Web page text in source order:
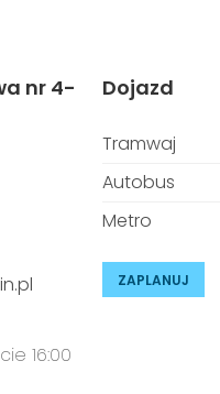
nr 4-
16:00
Dojazd
Tramwaj
Autobus
Metro
ZAPLANUJ